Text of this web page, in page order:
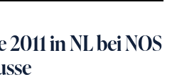
in NL bei NOS